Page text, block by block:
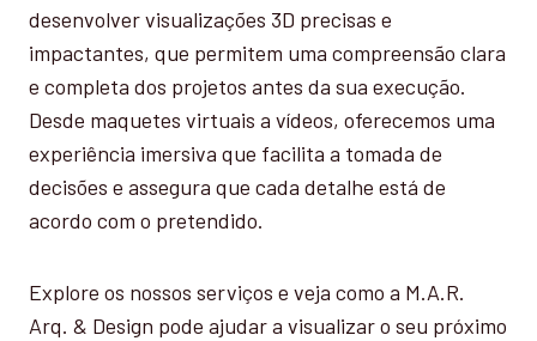
desenvolver visualizações 3D precisas e
impactantes, que permitem uma compreensão clara
e completa dos projetos antes da sua execução.
Desde maquetes virtuais a vídeos, oferecemos uma
experiência imersiva que facilita a tomada de
decisões e assegura que cada detalhe está de
acordo com o pretendido.
Explore os nossos serviços e veja como a M.A.R.
Arq. & Design pode ajudar a visualizar o seu próximo